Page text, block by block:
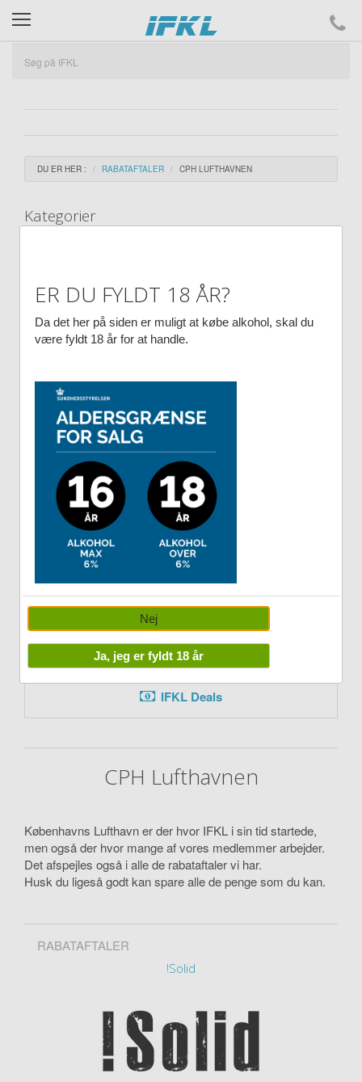
ifkl
DU ER HER : RABATAFTALER CPH LUFTHAVNEN
Kategorier
Ferien
Hjemmet
Håndværkeren
I byen
Mennesket
IFKL Deals
CPH Lufthavnen
Københavns Lufthavn er der hvor IFKL i sin tid startede,
men også der hvor mange af vores medlemmer arbejder.
Det afspejles også i alle de rabataftaler vi har.
Husk du ligeså godt kan spare alle de penge som du kan.
RABATAFTALER
!Solid
ER DU FYLDT 18 ÅR?
Da det her på siden er muligt at købe alkohol, skal du
være fyldt 18 år for at handle.
Nej
Ja, jeg er fyldt 18 år